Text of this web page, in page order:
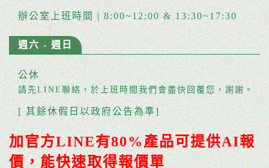
辦公室上班時間 | 8:00~12:00 & 13:30~17:30
週六 - 週日
公休
請先LINE聯絡，於上班時間我們會盡快回覆您，謝謝。
[ 其餘休假日以政府公告為準]
加官方LINE有80%產品可提供AI報
價，能快速取得報價單